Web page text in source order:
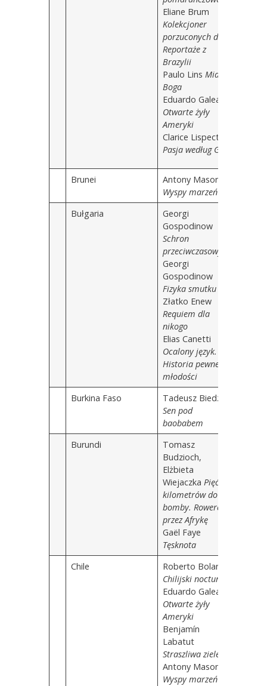
Eliane Brum
Kolekcjoner
porzuconych dusz.
Reportaże z
Brazylii
Paulo Lins Miasto
Boga
Eduardo Galeano
Otwarte żyły
Ameryki
Clarice Lispector
Pasja według G.H.
Brunei
Antony Mason
Wyspy marzeń
Bułgaria
Georgi
Gospodinow
Schron
przeciwczasowy
Georgi
Gospodinow
Fizyka smutku
Złatko Enew
Requiem dla
nikogo
Elias Canetti
Ocalony język.
Historia pewnej
młodości
Burkina Faso
Tadeusz Biedzki
Sen pod
baobabem
Burundi
Tomasz
Budzioch,
Elżbieta
Wiejaczka Pięć
kilometrów do
bomby. Rowerem
przez Afrykę
Gaël Faye
Tęsknota
Chile
Roberto Bolano
Chilijski nocturn
Eduardo Galeano
Otwarte żyły
Ameryki
Benjamín
Labatut
Straszliwa zieleń
Antony Mason
Wyspy marzeń